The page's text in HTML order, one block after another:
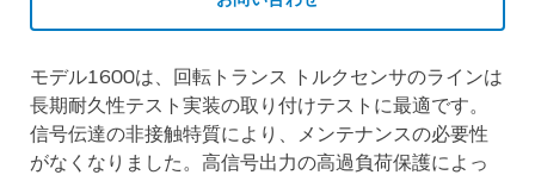
モデル1600は、回転トランス トルクセンサのラインは
長期耐久性テスト実装の取り付けテストに最適です。
信号伝達の非接触特質により、メンテナンスの必要性
がなくなりました。高信号出力の高過負荷保護によっ